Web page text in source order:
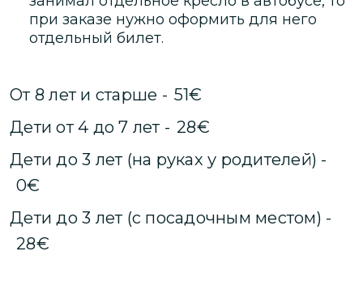
при заказе нужно оформить для него
отдельный билет.
От 8 лет и старше - 51€
Дети от 4 до 7 лет- 28€
Дeти до 3 лет (на руках у родителей) -
0€
Дeти до 3 лет (с посадочным местом) -
28€